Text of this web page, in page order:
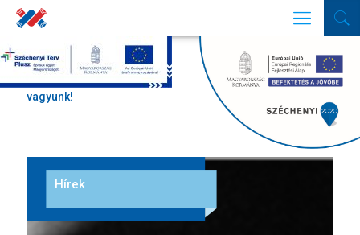
Nyitva
vagyunk!
Hírek